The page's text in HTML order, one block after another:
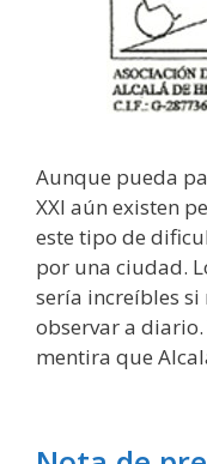
Aunque pueda
XXI aún existen
este tipo de
por una ciudad.
sería increíbles
observar a diario.
mentira que